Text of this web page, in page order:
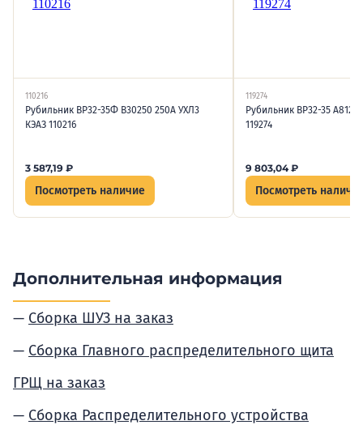
110216
Рубильник ВР32-35Ф В30250 250А УХЛ3
КЭАЗ 110216
3 587,19 ₽
Посмотреть наличие
119274
Рубильник ВР32-35
119274
9 803,04₽
Посмотреть
Дополнительная информация
Сборка ШУЗ на заказ
Сборка Главного распределительного щита
ГРЩ на заказ
Сборка Распределительного устройства